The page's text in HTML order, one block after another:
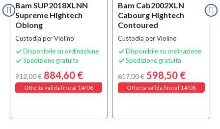
Bam SUP2018XLNN
Supreme Hightech
Oblong
Custodia per Violino
 Disponibile su ordinazione
 Spedizione gratuita
912,00 € 884,60 €
Offerta valida fino al 14/08
Bam Cab2002XLN
Cabourg Hightech
Contoured
Custodia per Violino
 Disponibile su ordinazione
 Spedizione gratuita
617,00 € 598,50 €
Offerta valida fino al 14/08